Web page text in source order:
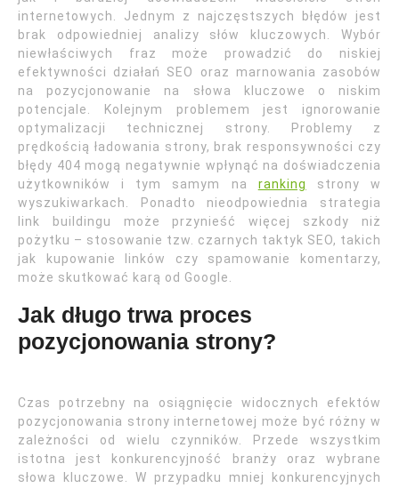
internetowych. Jednym z najczęstszych błędów jest
brak odpowiedniej analizy słów kluczowych. Wybór
niewłaściwych fraz może prowadzić do niskiej
efektywności działań SEO oraz marnowania zasobów
na pozycjonowanie na słowa kluczowe o niskim
potencjale. Kolejnym problemem jest ignorowanie
optymalizacji technicznej strony. Problemy z
prędkością ładowania strony, brak responsywności czy
błędy 404 mogą negatywnie wpłynąć na doświadczenia
użytkowników i tym samym na ranking
strony w
wyszukiwarkach. Ponadto nieodpowiednia strategia
link buildingu może przynieść więcej szkody niż
pożytku – stosowanie tzw. czarnych taktyk SEO, takich
jak kupowanie linków czy spamowanie komentarzy,
może skutkować karą od Google.
Jak długo trwa proces
pozycjonowania strony?
Czas potrzebny na osiągnięcie widocznych efektów
pozycjonowania strony internetowej może być różny w
zależności od wielu czynników. Przede wszystkim
istotna jest konkurencyjność branży oraz wybrane
słowa kluczowe. W przypadku mniej konkurencyjnych